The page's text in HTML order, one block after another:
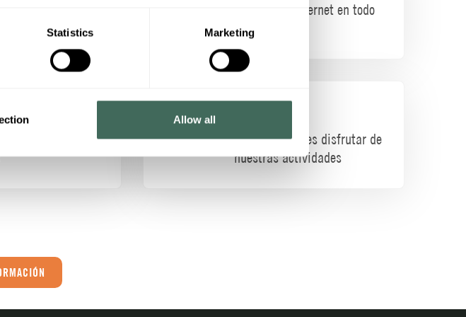
Statistics Marketing
Allow all
Conexión a Internet en todo
el Centro
Además, puedes disfrutar de
nuestras actividades